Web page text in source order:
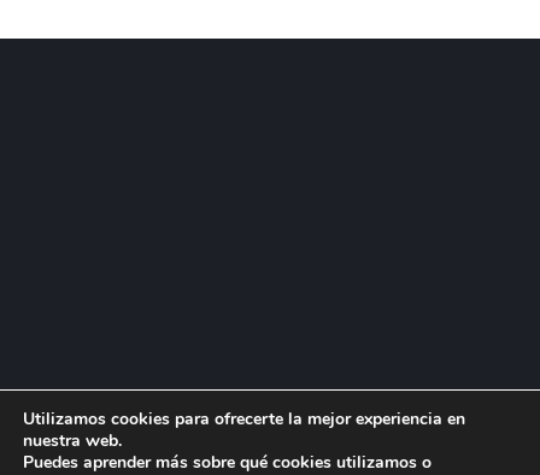
Utilizamos cookies para ofrecerte la mejor experiencia en
nuestra web.
Puedes aprender más sobre qué cookies utilizamos o